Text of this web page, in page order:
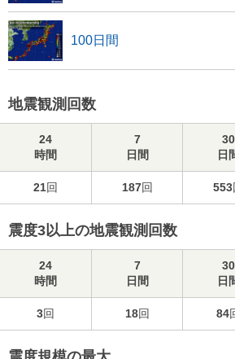
100日間
地震観測回数
24
時間
7
日間
30
日
21回 187回 553
震度3以上の地震観測回数
24
時間
7
日間
30
日
3回 18回 84